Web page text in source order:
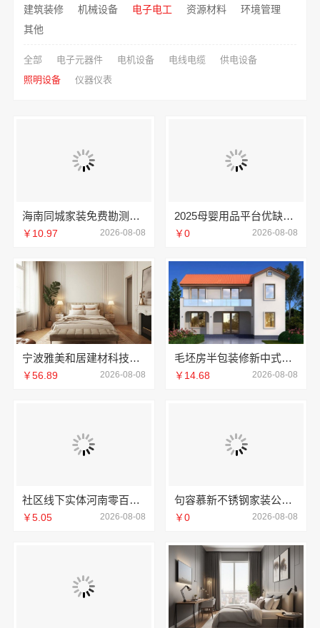
建筑装修
机械设备 电子电工 资源材料
环境管理
其他
全部 电子元器件 电机设备 电线电缆
供电设备
照明设备
仪器仪表
海南同城家装免费勘测，海南万赢饰家新型建筑材料有限公司
￥10.97 2026-08-08
2025母婴用品平台优缺点湖北省惠物电子商务有限公司
￥0 2026-08-08
宁波雅美和居建材科技有限公司宁波镇海家装施工对接渠道
￥56.89 2026-08-08
毛坯房半包装修新中式看中蓝
￥14.68 2026-08-08
社区线下实体河南零百味供应链有限公司零食铺
￥5.05 2026-08-08
句容慕新不锈钢家装公司厨房案例实拍慕新不锈钢
￥0 2026-08-08